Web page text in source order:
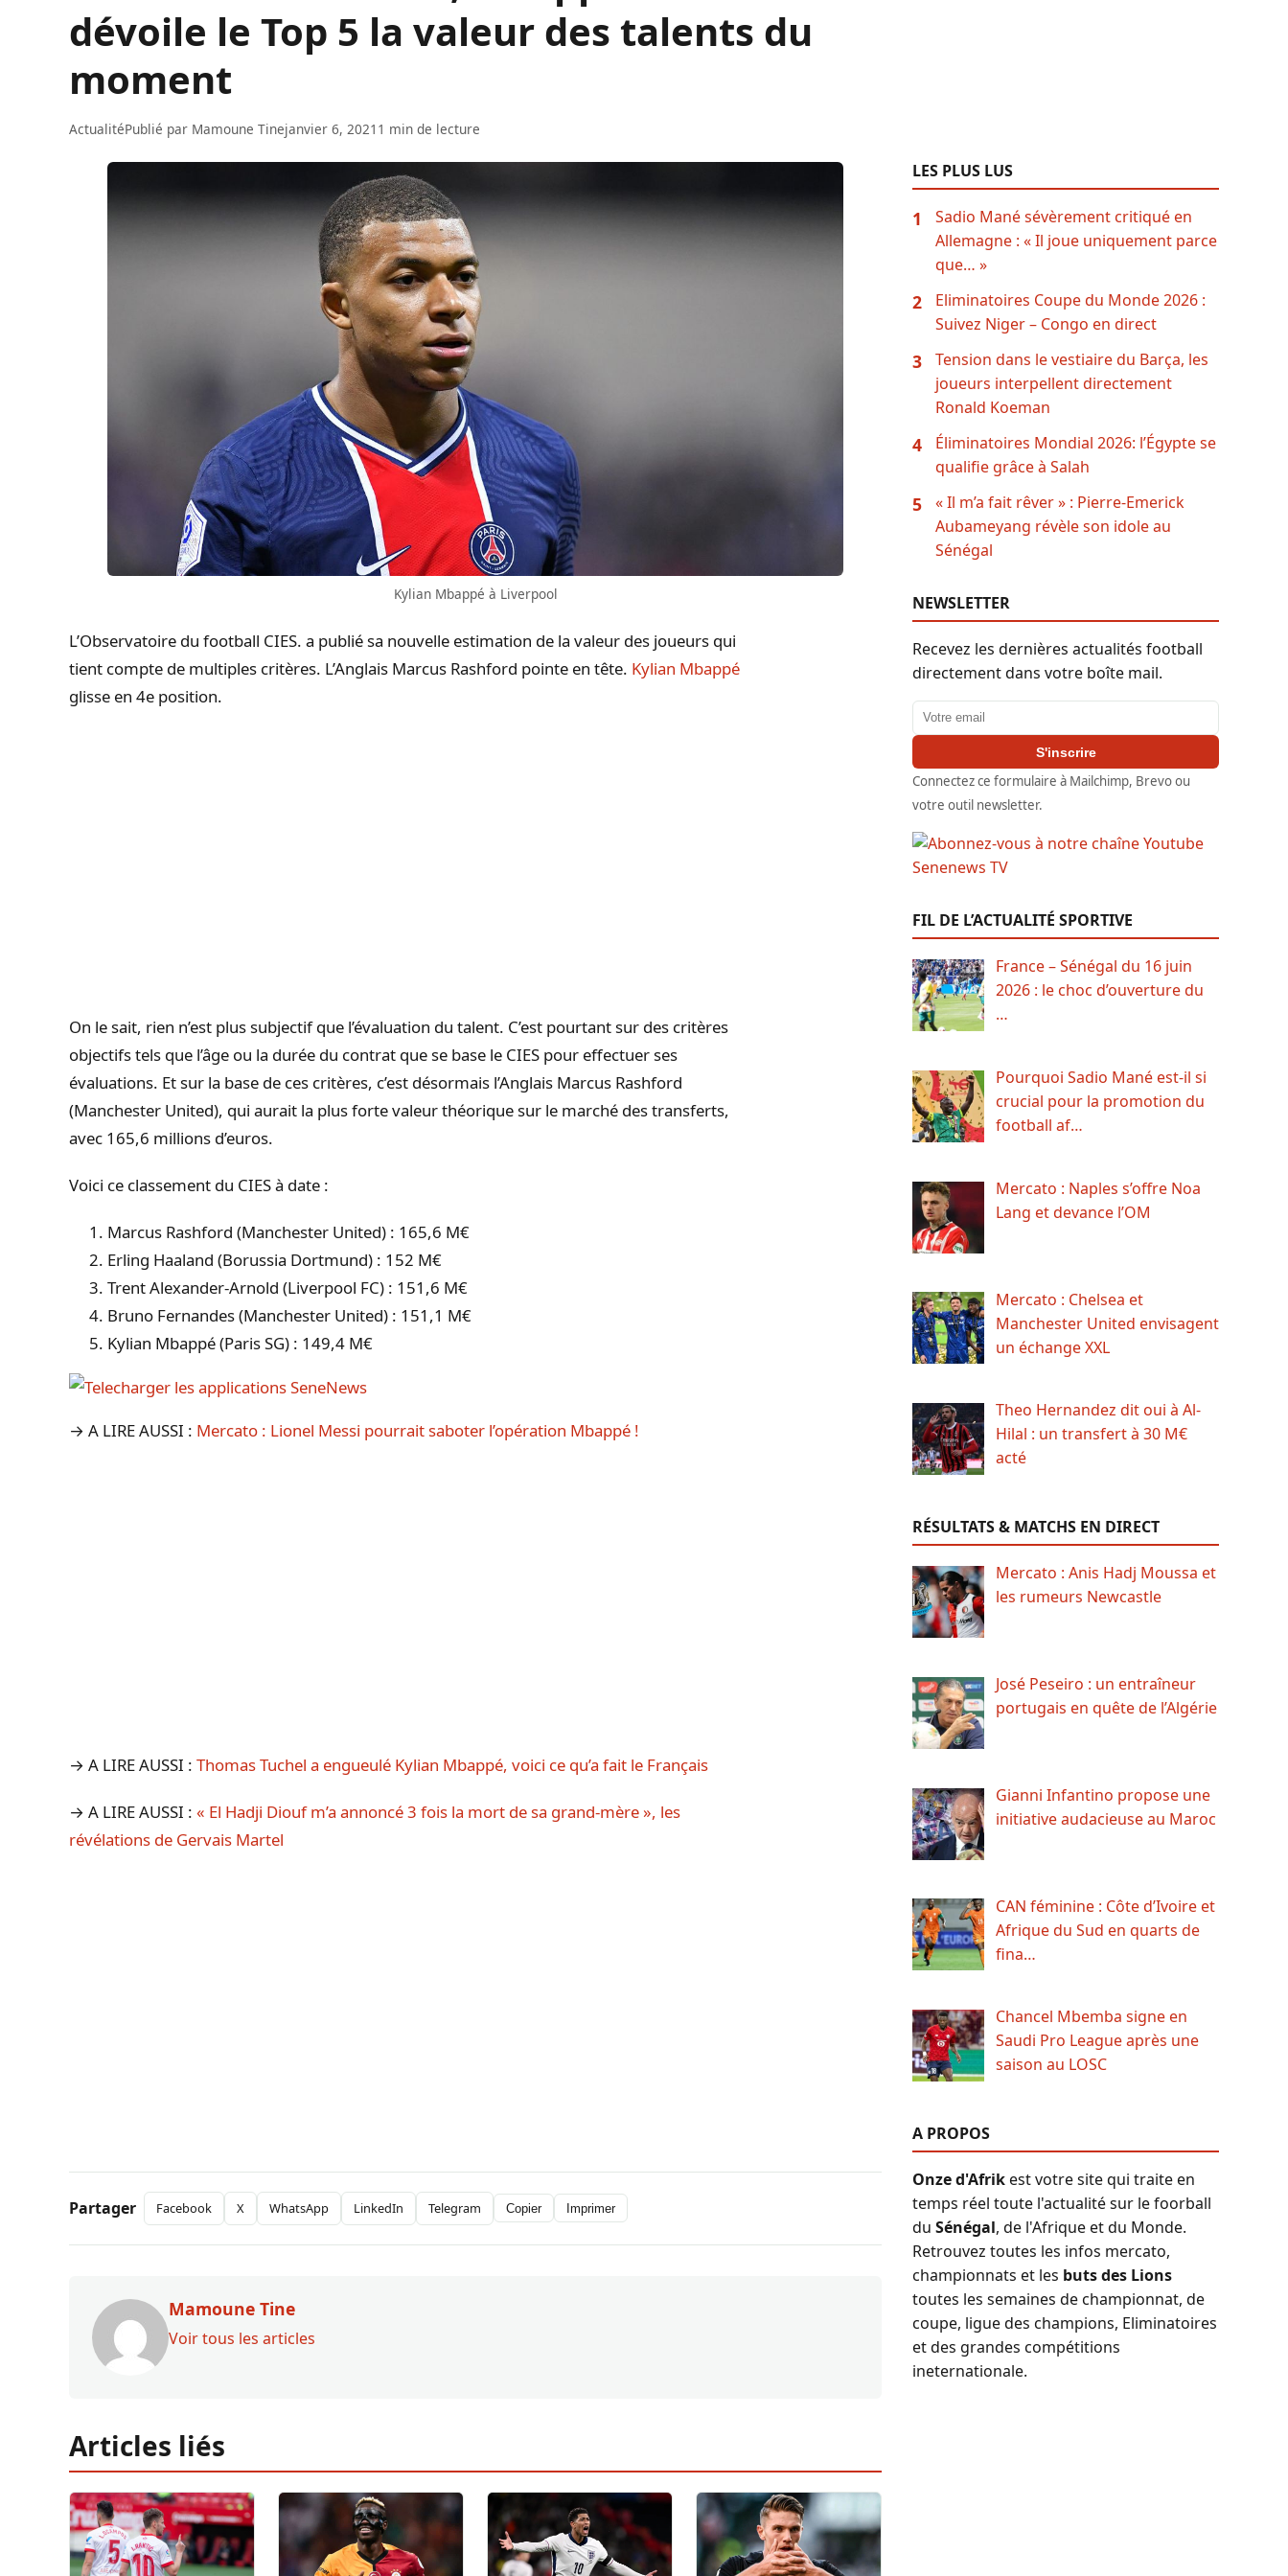
dévoile le Top 5 la valeur des talents du
moment
ActualitéPublié par Mamoune Tinejanvier 6, 2021 1 min de lecture
Kylian Mbappé à Liverpool
L’Observatoire du football CIES. a publié sa nouvelle estimation de la valeur des joueurs qui
tient compte de multiples critères. L’Anglais Marcus Rashford pointe en tête. Kylian Mbappé
glisse en 4e position.
On le sait, rien n’est plus subjectif que l’évaluation du talent. C’est pourtant sur des critères
objectifs tels que l’âge ou la durée du contrat que se base le CIES pour effectuer ses
évaluations. Et sur la base de ces critères, c’est désormais l’Anglais Marcus Rashford
(Manchester United), qui aurait la plus forte valeur théorique sur le marché des transferts,
avec 165,6 millions d’euros.
Voici ce classement du CIES à date :
Marcus Rashford (Manchester United) : 165,6 M€
Erling Haaland (Borussia Dortmund) : 152 M€
Trent Alexander-Arnold (Liverpool FC) : 151,6 M€
Bruno Fernandes (Manchester United) : 151,1 M€
Kylian Mbappé (Paris SG) : 149,4 M€
→ A LIRE AUSSI : Mercato : Lionel Messi pourrait saboter l’opération Mbappé !
→ A LIRE AUSSI : Thomas Tuchel a engueulé Kylian Mbappé, voici ce qu’a fait le Français
→ A LIRE AUSSI : « El Hadji Diouf m’a annoncé 3 fois la mort de sa grand-mère », les
révélations de Gervais Martel
Partager Facebook X WhatsApp LinkedIn Telegram Copier Imprimer
Mamoune Tine
Voir tous les articles
Articles liés
LES PLUS LUS
1
Sadio Mané sévèrement critiqué en
Allemagne : « Il joue uniquement parce
que… »
2
Eliminatoires Coupe du Monde 2026 :
Suivez Niger – Congo en direct
3
Tension dans le vestiaire du Barça, les
joueurs interpellent directement
Ronald Koeman
4
Éliminatoires Mondial 2026: l’Égypte se
qualifie grâce à Salah
5
« Il m’a fait rêver » : Pierre-Emerick
Aubameyang révèle son idole au
Sénégal
NEWSLETTER
Recevez les dernières actualités football
directement dans votre boîte mail.
Adresse email
S'inscrire
Connectez ce formulaire à Mailchimp, Brevo ou
votre outil newsletter.
FIL DE L’ACTUALITÉ SPORTIVE
France – Sénégal du 16 juin
2026 : le choc d’ouverture du
…
Pourquoi Sadio Mané est-il si
crucial pour la promotion du
football af…
Mercato : Naples s’offre Noa
Lang et devance l’OM
Mercato : Chelsea et
Manchester United envisagent
un échange XXL
Theo Hernandez dit oui à Al-
Hilal : un transfert à 30 M€
acté
RÉSULTATS & MATCHS EN DIRECT
Mercato : Anis Hadj Moussa et
les rumeurs Newcastle
José Peseiro : un entraîneur
portugais en quête de l’Algérie
Gianni Infantino propose une
initiative audacieuse au Maroc
CAN féminine : Côte d’Ivoire et
Afrique du Sud en quarts de
fina…
Chancel Mbemba signe en
Saudi Pro League après une
saison au LOSC
A PROPOS
Onze d'Afrikest votre site qui traite en
temps réel toute l'actualité sur le foorball
du Sénégal, de l'Afrique et du Monde.
Retrouvez toutes les infos mercato,
championnats et les buts des Lions
toutes les semaines de championnat, de
coupe, ligue des champions, Eliminatoires
et des grandes compétitions
ineternationale.